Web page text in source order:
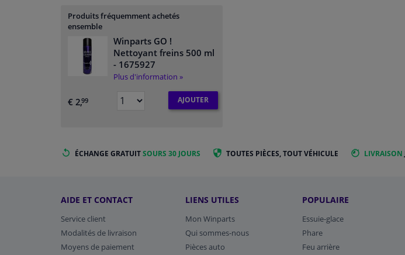
Produits fréquemment achetés
ensemble
Winparts GO !
Nettoyant freins 500 ml
- 1675927
Plus d'information »
€ 2,99 AJOUTER
ÉCHANGE GRATUITSOURS 30 JOURS TOUTES PIÈCES, TOUT VÉHICULE LIVRAISON
AIDE ET CONTACT
Service client
Modalités de livraison
Moyens de paiement
LIENS UTILES
Mon Winparts
Qui sommes-nous
Pièces auto
POPULAIRE
Essuie-glace
Phare
Feu arrière